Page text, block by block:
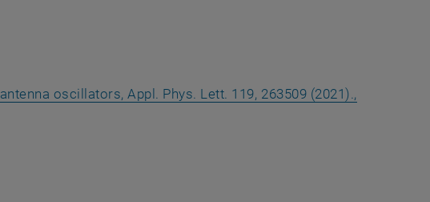
oscillators, Appl. Phys. Lett. 119, 263509 (2021).,
externe URL in einem neuen Fenster